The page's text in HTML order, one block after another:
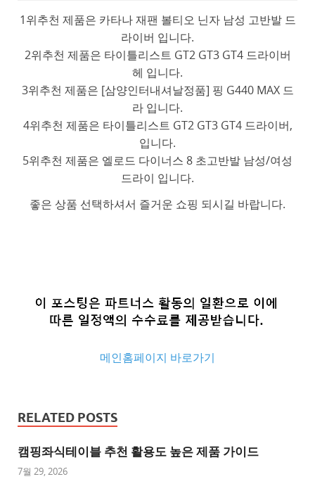
1위추천 제품은 카타나 재팬 볼티오 닌자 남성 고반발 드
라이버 입니다.
2위추천 제품은 타이틀리스트 GT2 GT3 GT4 드라이버
헤 입니다.
3위추천 제품은 [삼양인터내셔날정품] 핑 G440 MAX 드
라 입니다.
4위추천 제품은 타이틀리스트 GT2 GT3 GT4 드라이버,
입니다.
5위추천 제품은 엘로드 다이너스 8 초고반발 남성/여성
드라이 입니다.
좋은 상품 선택하셔서 즐거운 쇼핑 되시길 바랍니다.
메인홈페이지 바로가기
사
이
트
RELATED POSTS
캠핑좌식테이블 추천 활용도 높은 제품 가이드
7월 29, 2026